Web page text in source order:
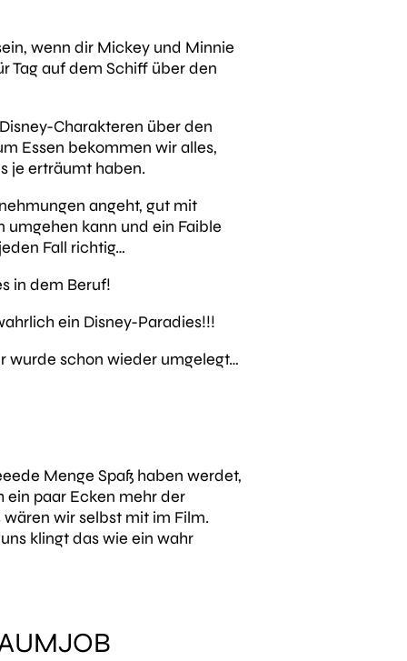
wenn dir Mickey und Minnie
Tag auf dem Schiff über den
Charakteren über den
Essen bekommen wir alles,
je erträumt haben.
angeht, gut mit
kann und ein Faible
Fall richtig…
in dem Beruf!
ein Disney-Paradies!!!
wurde schon wieder umgelegt…
Menge Spaß haben werdet,
paar Ecken mehr der
wir selbst mit im Film.
klingt das wie ein wahr